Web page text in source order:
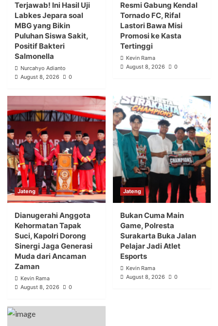
Terjawab! Ini Hasil Uji
Labkes Jepara soal
MBG yang Bikin
Puluhan Siswa Sakit,
Positif Bakteri
Salmonella
Nurcahyo Adianto
August 8, 2026
0
Resmi Gabung Kendal
Tornado FC, Rifal
Lastori Bawa Misi
Promosi ke Kasta
Tertinggi
Kevin Rama
August 8, 2026
0
Jateng
Dianugerahi Anggota
Kehormatan Tapak
Suci, Kapolri Dorong
Sinergi Jaga Generasi
Muda dari Ancaman
Zaman
Kevin Rama
August 8, 2026
0
Jateng
Bukan Cuma Main
Game, Polresta
Surakarta Buka Jalan
Pelajar Jadi Atlet
Esports
Kevin Rama
August 8, 2026
0